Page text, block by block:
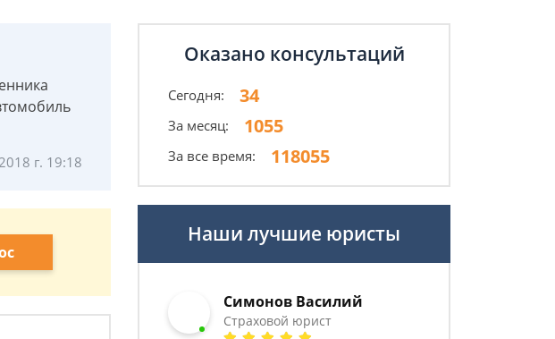
г. 19:18
Оказано консультаций
Сегодня: 34
За месяц: 1055
За все время: 118055
Наши лучшие юристы
Симонов Василий
Страховой юрист